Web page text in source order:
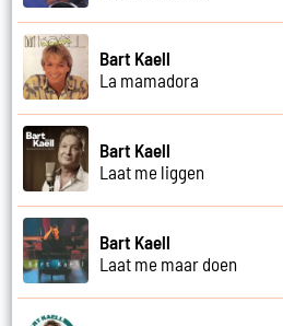
Bart Kaell
La mamadora
Bart Kaell
Laat me liggen
Bart Kaell
Laat me maar doen